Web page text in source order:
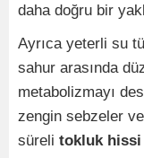
daha doğru bir
Ayrıca yeterli su
sahur arasında
metabolizmayı
zengin sebzeler
süreli tokluk hissi